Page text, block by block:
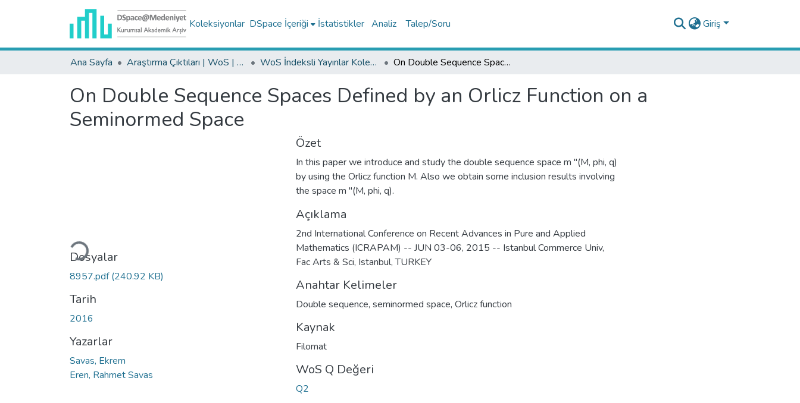
Koleksiyonlar DSpace İçeriği İstatistikler Analiz Talep/Soru Giriş
Ana Sayfa Araştırma Çıktıları | WoS | Scopus | TR-Dizin | PubMed WoS İndeksli Yayınlar Koleksiyonu On Double Sequence Spaces Defined by an Orlicz Function on a Seminormed Space
On Double Sequence Spaces Defined by an Orlicz Function on a
Seminormed Space
Yükleniyor...
Dosyalar
8957.pdf(240.92 KB)
Tarih
2016
Yazarlar
Savas, Ekrem
Eren, Rahmet Savas
Özet
In this paper we introduce and study the double sequence space m ''(M, phi, q)
by using the Orlicz function M. Also we obtain some inclusion results involving
the space m ''(M, phi, q).
Açıklama
2nd International Conference on Recent Advances in Pure and Applied
Mathematics (ICRAPAM) -- JUN 03-06, 2015 -- Istanbul Commerce Univ,
Fac Arts & Sci, Istanbul, TURKEY
Anahtar Kelimeler
Double sequence, seminormed space, Orlicz function
Kaynak
Filomat
WoS Q Değeri
Q2